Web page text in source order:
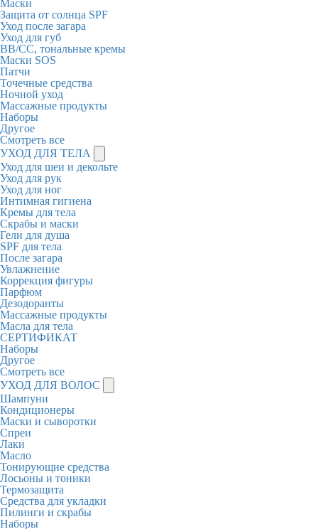
Маски
Защита от солнца SPF
Уход после загара
Уход для губ
BB/CC, тональные кремы
Маски SOS
Патчи
Точечные средства
Ночной уход
Массажные продукты
Наборы
Другое
Смотреть все
УХОД ДЛЯ ТЕЛА
Уход для шеи и декольте
Уход для рук
Уход для ног
Интимная гигиена
Кремы для тела
Скрабы и маски
Гели для душа
SPF для тела
После загара
Увлажнение
Коррекция фигуры
Парфюм
Дезодоранты
Массажные продукты
Масла для тела
СЕРТИФИКАТ
Наборы
Другое
Смотреть все
УХОД ДЛЯ ВОЛОС
Шампуни
Кондиционеры
Маски и сыворотки
Спреи
Лаки
Масло
Тонирующие средства
Лосьоны и тоники
Термозащита
Средства для укладки
Пилинги и скрабы
Наборы